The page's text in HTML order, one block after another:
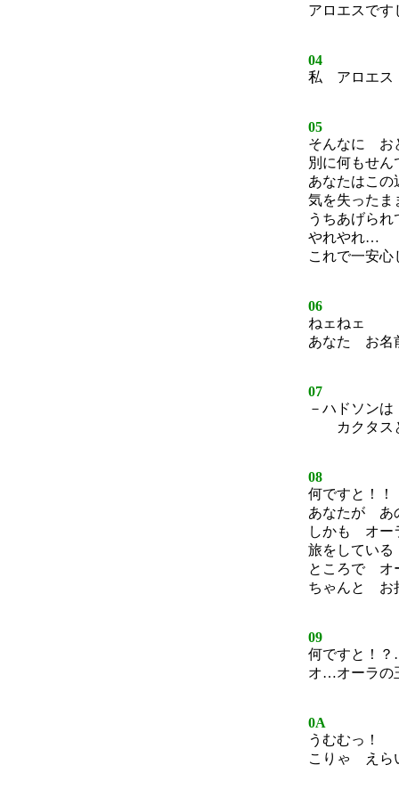
アロエスで
04
私 アロエス
05
そんなに お
別に何もせん
あなたはこの
気を失ったま
うちあげら
やれやれ…
これで一安
06
ねェねェ
あなた お名
07
－ハドソン
カクタスと
08
何ですと！！
あなたが あ
しかも オー
旅をしてい
ところで オ
ちゃんと お
09
何ですと！
オ…オーラの
0A
うむむっ！
こりゃ えら